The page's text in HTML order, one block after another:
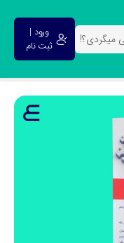
ورود |
ثبت نام